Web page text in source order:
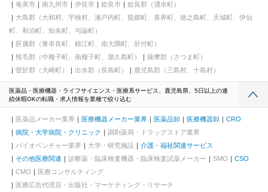
奄美市
南九州市 伊佐市 姶良市
姶良郡（湧水町）
大島郡（大和村、宇検村、瀬戸内町、龍郷町、喜界町、徳之島町、天城町、伊仙
町、和泊町、知名町、与論町）
肝属郡（東串良町、錦江町、南大隅町、肝付町）
熊毛郡（中種子町、南種子町、屋久島町）
薩摩郡（さつま町）
曽於郡（大崎町）
出水郡（長島町） 鹿児島郡（三島村、十島村）
医薬品・医療機器・ライフサイエンス・医療系サービス、鹿児島県、5日以上の連
続休暇OKの転職・求人情報を業種で絞り込む
医薬品メーカー業界 医療機器メーカー業界 医薬品卸 医療機器卸
CRO
病院・大学病院・クリニック
調剤薬局・ドラッグストア業界
バイオベンチャー業界
大学・研究施設
介護・福祉関連サービス
その他医療関連
診断薬・臨床検査機器・臨床検査試薬メーカー SMO
CSO
CMO
医療コンサルティング
医療広告代理店・出版社・マーケティング・リサーチ